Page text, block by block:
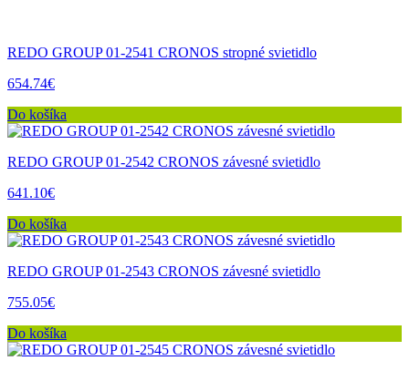
REDO GROUP 01-2541 CRONOS stropné svietidlo
654.74€
Do košíka
REDO GROUP 01-2542 CRONOS závesné svietidlo
641.10€
Do košíka
REDO GROUP 01-2543 CRONOS závesné svietidlo
755.05€
Do košíka